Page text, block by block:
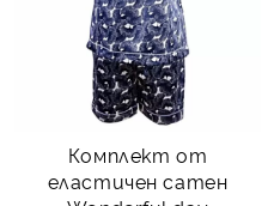
Комплект от
еластичен сатен